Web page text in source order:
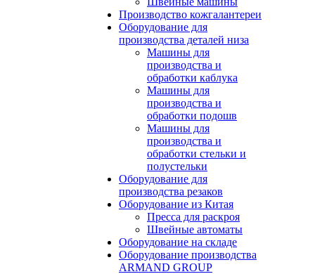
Производство кожгалантереи
Оборудование для
производства деталей низа
Машины для
производства и
обработки каблука
Машины для
производства и
обработки подошв
Машины для
производства и
обработки стельки и
полустельки
Оборудование для
производства резаков
Оборудование из Китая
Пресса для раскроя
Швейные автоматы
Оборудование на складе
Оборудование производства
ARMAND GROUP